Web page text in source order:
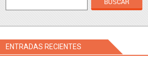
ENTRADAS RECIENTES